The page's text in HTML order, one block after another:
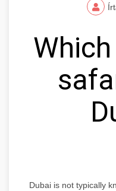
Dubai is not typically